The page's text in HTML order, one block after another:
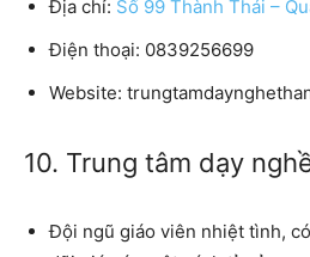
Địa chỉ: Số 99 Thành Thái –
Điện thoại: 0839256699
Website:
10. Trung tâm dạy
Đội ngũ giáo viên nhiệt tình,